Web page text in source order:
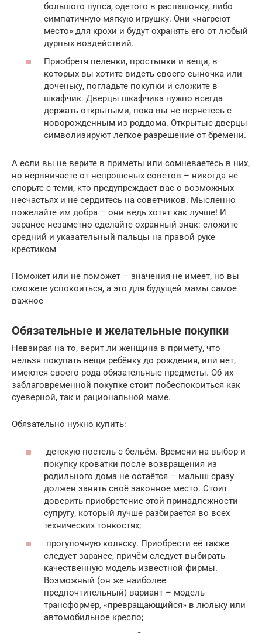
большого пупса, одетого в распашонку, либо
симпатичную мягкую игрушку. Они «нагреют
место» для крохи и будут охранять его от любый
дурных воздействий.
Приобретя пеленки, простынки и вещи, в
которых вы хотите видеть своего сыночка или
доченьку, погладьте покупки и сложите в
шкафчик. Дверцы шкафчика нужно всегда
держать открытыми, пока вы не вернетесь с
новорожденным из роддома. Открытые дверцы
символизируют легкое разрешение от бремени.
А если вы не верите в приметы или сомневаетесь в них,
но нервничаете от непрошеных советов – никогда не
спорьте с теми, кто предупреждает вас о возможных
несчастьях и не сердитесь на советчиков. Мысленно
пожелайте им добра – они ведь хотят как лучше! И
заранее незаметно сделайте охранный знак: сложите
средний и указательный пальцы на правой руке
крестиком
Поможет или не поможет – значения не имеет, но вы
сможете успокоиться, а это для будущей мамы самое
важное
Обязательные и желательные покупки
Невзирая на то, верит ли женщина в примету, что
нельзя покупать вещи ребёнку до рождения, или нет,
имеются своего рода обязательные предметы. Об их
заблаговременной покупке стоит побеспокоиться как
суеверной, так и рациональной маме.
Обязательно нужно купить:
детскую постель с бельём. Времени на выбор и
покупку кроватки после возвращения из
родильного дома не остаётся – малыш сразу
должен занять своё законное место. Стоит
доверить приобретение этой принадлежности
супругу, который лучше разбирается во всех
технических тонкостях;
прогулочную коляску. Приобрести её также
следует заранее, причём следует выбирать
качественную модель известной фирмы.
Возможный (он же наиболее
предпочтительный) вариант – модель-
трансформер, «превращающийся» в люльку или
автомобильное кресло;